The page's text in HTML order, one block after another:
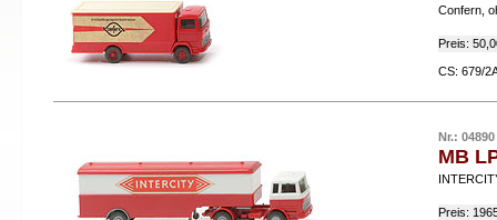
Confern,
Preis:
CS: 679/
Nr.: 04890
MB
Preis: